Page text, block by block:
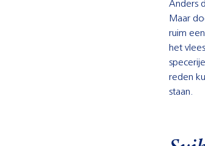
Anders
Maar
ruim
het
reden
staan.